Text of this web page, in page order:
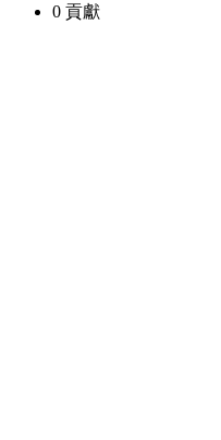
0 貢獻